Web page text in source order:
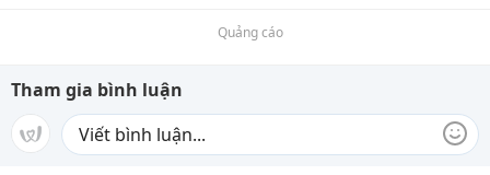
Quảng cáo
Tham gia bình luận